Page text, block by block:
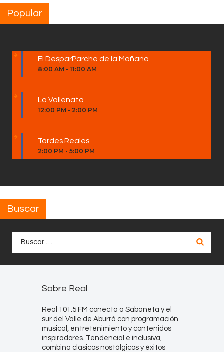
Popular
El DesparParche de la Mañana
8:00 AM - 11:00 AM
La Vallenata
12:00 PM - 2:00 PM
Tardes Reales
2:00 PM - 5:00 PM
Buscar
Sobre Real
Real 101.5 FM conecta a Sabaneta y el
sur del Valle de Aburrá con programación
musical, entretenimiento y contenidos
inspiradores. Tendencial e inclusiva,
combina clásicos nostálgicos y éxitos